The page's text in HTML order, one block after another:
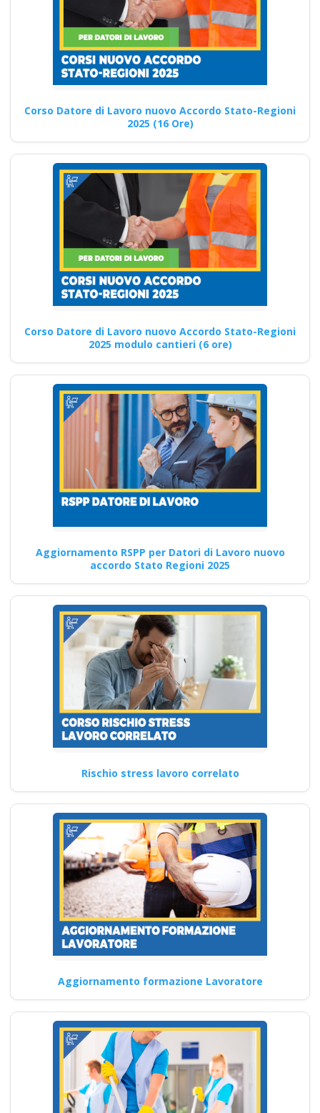
leadership, motivazione,
empowerment e resilienza
come formatore di
sicurezza…
Le novità del corso
preposto per basso
rischio
Corso di aggiornamento
online: normative D.lgs 81
2008 per il datore medio…
HACCP corsi:
formazione
specializzata per
operatori alimentari
Opportunità di Partnership
per la Sicurezza sul Lavoro:
Continua
Corso di formazione
sulla sicurezza per
l'utilizzo del
decespugliatore
Corso Datore di
Lavoro 16 ore
comune per…
Continua
Quali sono i requisiti
necessari per
per formatori RSPP
accordo del 2025?
corso formatore rspp
datore lavoratori
rischio basso medio
alto
Corso Datore di Lavoro nuovo Accordo Stato-Regioni
2025 (16 Ore)
Corso Datore di Lavoro nuovo Accordo Stato-Regioni
2025 modulo cantieri (6 ore)
Aggiornamento RSPP per Datori di Lavoro nuovo
accordo Stato Regioni 2025
Rischio stress lavoro correlato
Aggiornamento formazione Lavoratore